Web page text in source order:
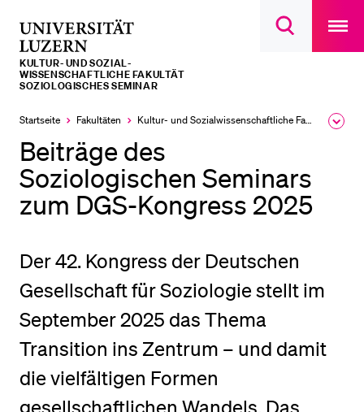
Suchdialog
main
KULTUR- UND SOZIAL­­­
WISSENSCHAFTLICHE FAKULTÄT
SOZIOLOGISCHES SEMINAR
Startseite Fakultäten Kultur- und Sozial­­wissenschaftliche Fakultät
Beiträge des
Soziologischen Seminars
zum DGS-Kongress 2025
Der 42. Kongress der Deutschen
Gesellschaft für Soziologie stellt im
September 2025 das Thema
Transition ins Zentrum – und damit
die vielfältigen Formen
gesellschaftlichen Wandels. Das
LETZTE SUCHEN
Sie haben noch keine Suche getätigt.
Schulklassen und Lehrpersonen
Studien­interessierte
Studierende
Medien